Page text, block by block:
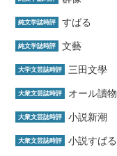
純文学誌時評 すばる
純文学誌時評 文藝
大学文芸誌時評 三田文學
大衆文芸誌時評 オール讀物
大衆文芸誌時評 小説新潮
大衆文芸誌時評 小説すばる